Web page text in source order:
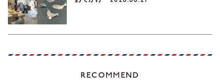
RECOMMEND